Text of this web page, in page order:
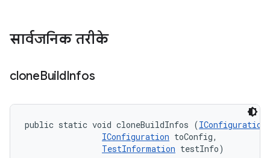
सार्वजनिक तरीके
cloneBuildInfos
public static void cloneBuildInfos (IConfiguration
IConfiguration toConfig,
TestInformation testInfo)